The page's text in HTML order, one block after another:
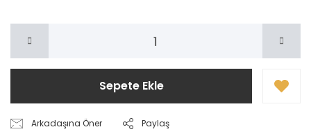
Sepete Ekle
Arkadaşına Öner Paylaş